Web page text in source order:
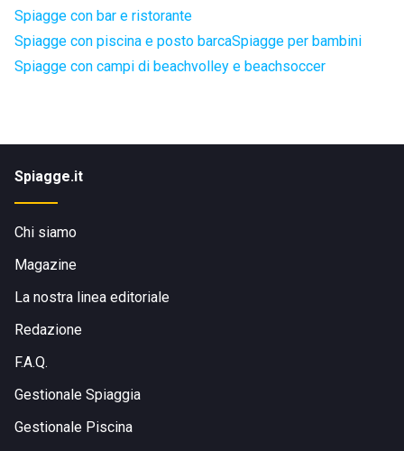
Spiagge con bar e ristorante
Spiagge con piscina e posto barcaSpiagge per bambini
Spiagge con campi di beachvolley e beachsoccer
Spiagge.it
Chi siamo
Magazine
La nostra linea editoriale
Redazione
F.A.Q.
Gestionale Spiaggia
Gestionale Piscina